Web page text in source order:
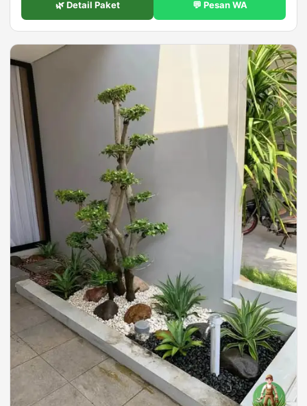
🌿 Detail Paket 💬 Pesan WA